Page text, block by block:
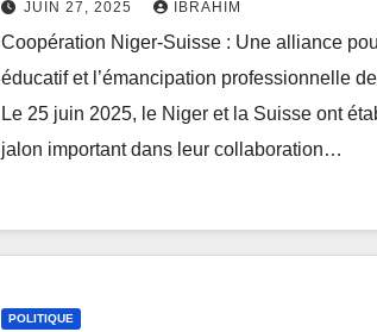
JUIN 27, 2025 IBRAHIM
Coopération Niger-Suisse : Une alliance
éducatif et l’émancipation professionnelle
Le 25 juin 2025, le Niger et la Suisse ont
jalon important dans leur collaboration…
POLITIQUE